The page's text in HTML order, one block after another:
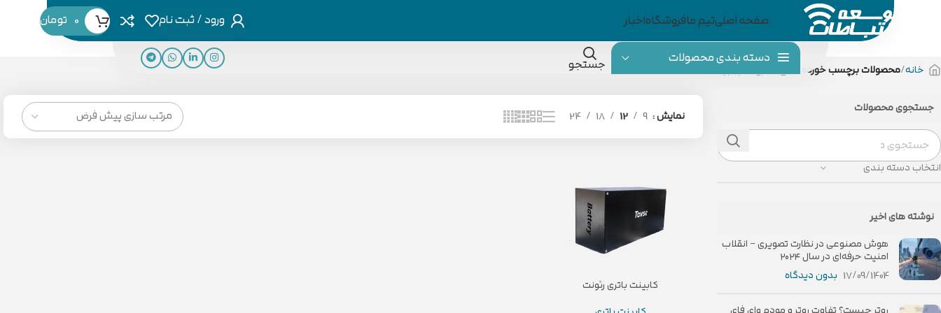
صفحه اصلیتیم مافروشگاهاخبار ورود / ثبت نام 0 تومان
دسته بندی محصولات
جستجو خانه محصولات برچسب خورده “خرید کابینت باتری”
جستجوی محصولات
انتخاب دسته بندی
نوشته های اخیر
هوش مصنوعی در نظارت تصویری – انقلاب
امنیت حرفه‌ای در سال ۲۰۲۴
17/09/1404 بدون دیدگاه
نمایش 9
12
18
24
کابینت باتری رئونت